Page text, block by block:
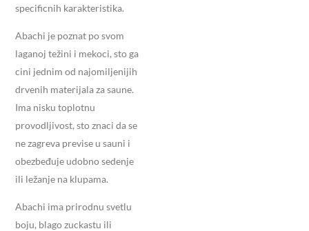
specificnih karakteristika.
Abachi je poznat po svom
laganoj težini i mekoci, sto ga
cini jednim od najomiljenijih
drvenih materijala za saune.
Ima nisku toplotnu
provodljivost, sto znaci da se
ne zagreva previse u sauni i
obezbeđuje udobno sedenje
ili ležanje na klupama.
Abachi ima prirodnu svetlu
boju, blago zuckastu ili